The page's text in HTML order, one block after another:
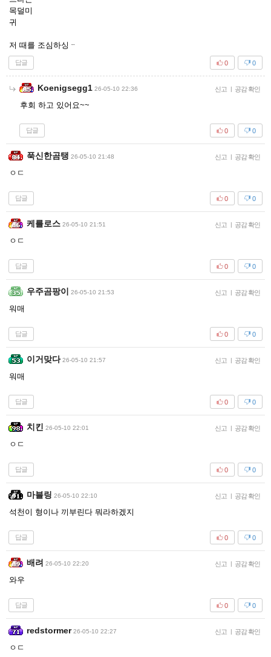
목덜미
귀
저 때를 조심하싱ᆢ
답글 0
0
Koenigsegg1 26-05-10 22:36 신고 | 공감 확인
후회 하고 있어요~~
답글 0
0
푹신한곰탱 26-05-10 21:48 신고 | 공감 확인
ㅇㄷ
답글 0
0
케를로스 26-05-10 21:51 신고 | 공감 확인
ㅇㄷ
답글 0
0
우주곰팡이 26-05-10 21:53 신고 | 공감 확인
워매
답글 0
0
이거맞다 26-05-10 21:57 신고 | 공감 확인
워매
답글 0
0
치킨 26-05-10 22:01 신고 | 공감 확인
ㅇㄷ
답글 0
0
마블링 26-05-10 22:10 신고 | 공감 확인
석천이 형이나 끼부린다 뭐라하겠지
답글 0
0
배려 26-05-10 22:20 신고 | 공감 확인
와우
답글 0
0
redstormer 26-05-10 22:27 신고 | 공감 확인
ㅇㄷ